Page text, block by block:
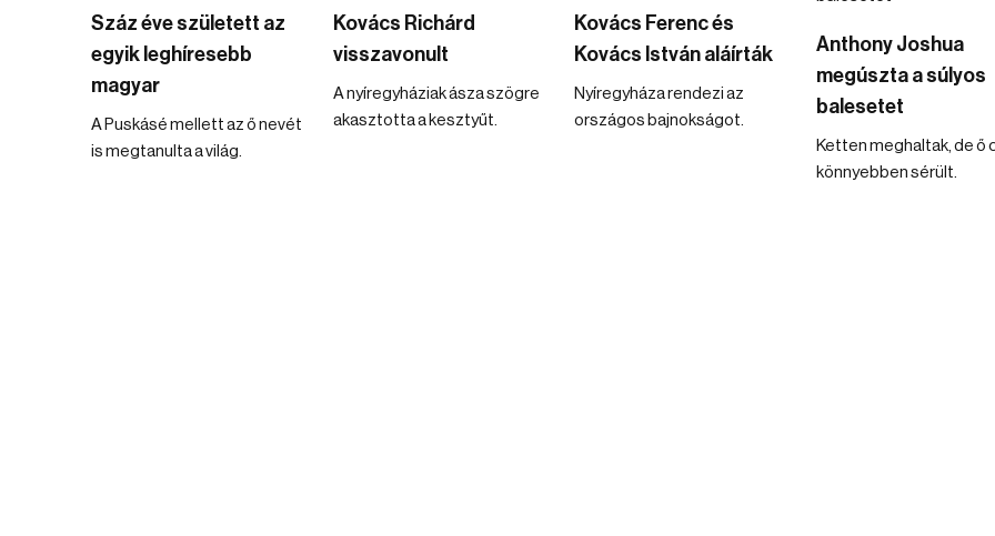
Száz éve született az
egyik leghíresebb
magyar
A Puskásé mellett az ő nevét
is megtanulta a világ.
Kovács Richárd
visszavonult
A nyíregyháziak ásza szögre
akasztotta a kesztyűt.
Kovács Ferenc és
Kovács István aláírták
Nyíregyháza rendezi az
országos bajnokságot.
Anthony Joshua
megúszta a súlyos
balesetet
Ketten meghaltak, de ő
könnyebben sérült.